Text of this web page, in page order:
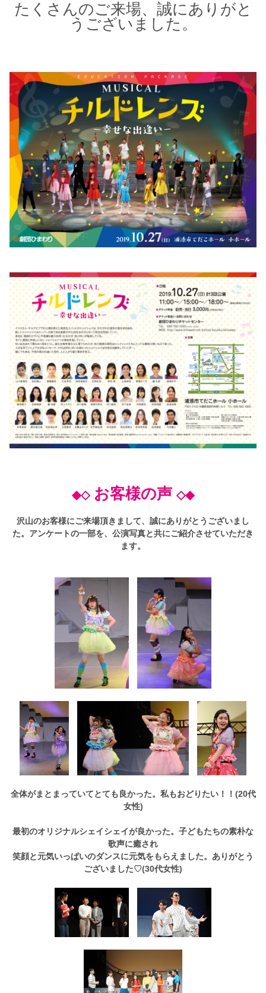
たくさんのご来場、誠にありがと
うございました。
◆◇お客様の声 ◇◆
沢山のお客様にご来場頂きまして、誠にありがとうございまし
た。アンケートの一部を、公演写真と共にご紹介させていただき
ます。
全体がまとまっていてとても良かった。私もおどりたい！！(20代
女性)
最初のオリジナルシェイシェイが良かった。子どもたちの素朴な
歌声に癒され
笑顔と元気いっぱいのダンスに元気をもらえました。ありがとう
ございました♡(30代女性)